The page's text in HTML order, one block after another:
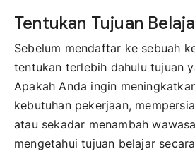
Tentukan Tujuan
Sebelum mendaftar ke sebuah
tentukan terlebih dahulu tujuan
Apakah Anda ingin
kebutuhan pekerjaan,
atau sekadar menambah
mengetahui tujuan belajar